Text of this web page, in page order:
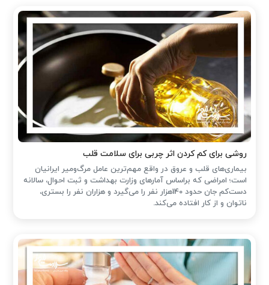
روشی برای کم کردن اثر چربی برای سلامت قلب
بیماری‌های قلب و عروق در واقع مهم‌ترین عامل مرگ‌ومیر ایرانیان
است؛ امراضی که براساس آمارهای وزارت بهداشت و ثبت احوال، سالانه
دست‌کم جان حدود 140هزار نفر را می‌گیرد و هزاران نفر را بستری،
ناتوان و از کار افتاده می‌کند.